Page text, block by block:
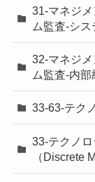
31-マネジ
ム監査-シス
32-マネジ
ム監査-内部
33-63-テク
33-テクノ
（Discrete